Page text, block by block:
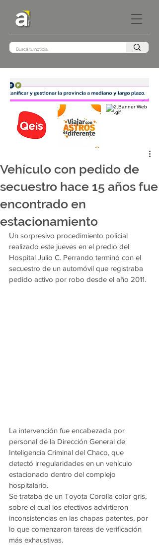
Vehículo con pedido de
secuestro hace 15 años fue
encontrado en
estacionamiento
Un sorpresivo procedimiento policial
realizado este jueves en el predio del
Hospital Julio C. Perrando terminó con el
secuestro de un automóvil que registraba
pedido activo por robo desde el año 2011.
La intervención fue encabezada por
personal de la Dirección General de
Inteligencia Criminal del Chaco, que
detectó irregularidades en un vehículo
estacionado dentro del complejo
hospitalario.
Se trataba de un Toyota Corolla color gris,
sobre el cual los efectivos advirtieron
inconsistencias en las chapas patentes, por
lo que comenzaron tareas de verificación
más exhaustivas.